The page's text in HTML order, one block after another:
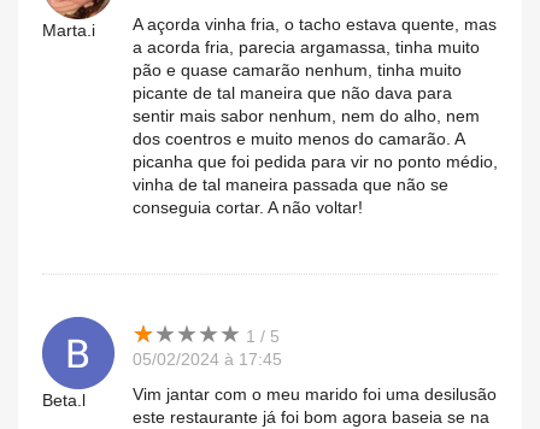
Marta.i
A açorda vinha fria, o tacho estava quente, mas
a acorda fria, parecia argamassa, tinha muito
pão e quase camarão nenhum, tinha muito
picante de tal maneira que não dava para
sentir mais sabor nenhum, nem do alho, nem
dos coentros e muito menos do camarão. A
picanha que foi pedida para vir no ponto médio,
vinha de tal maneira passada que não se
conseguia cortar. A não voltar!
Beta.l
★★★★★
★★★★★ 1 / 5
05/02/2024 à 17:45
Vim jantar com o meu marido foi uma desilusão
este restaurante já foi bom agora baseia se na